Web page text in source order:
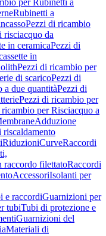
per Rubinetti a
Rubinetti a
Pezzi di ricambio
risciacquo da
in ceramicaPezzi di
in
Pezzi di ricambio per
di scaricoPezzi di
a due quantitàPezzi di
Pezzi di ricambio per
per Risciacquo a
Adduzione
riscaldamento
RiduzioniCurveRaccordi
raccordo filettatoRaccordi
AccessoriIsolanti per
e raccordiGuarnizioni per
tubiTubi di protezione e
Guarnizioni del
Materiali di